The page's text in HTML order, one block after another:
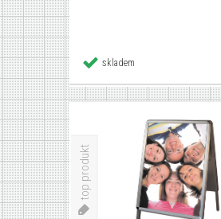
skladem
top produkt